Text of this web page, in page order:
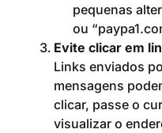
pequenas
ou
Evite clicar em
Links enviados
mensagens
clicar, passe o
visualizar o